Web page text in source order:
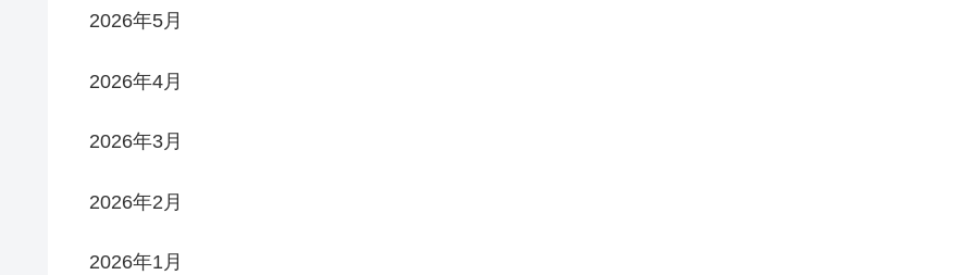
2026年5月
2026年4月
2026年3月
2026年2月
2026年1月